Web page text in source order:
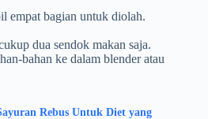
empat bagian untuk diolah.
dua sendok makan saja.
bahan ke dalam blender atau
Rebus Untuk Diet yang